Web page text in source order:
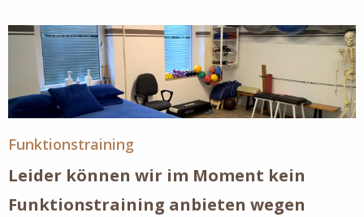
Funktionstraining
Leider können wir im Moment kein
Funktionstraining anbieten wegen